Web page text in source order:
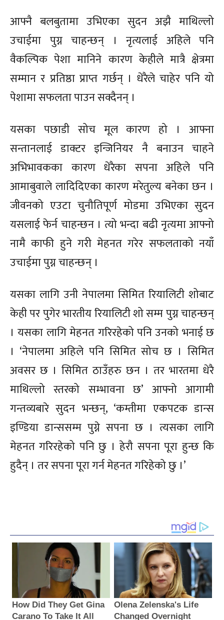
आफ्नै बलबुतामा उभिएका सुदन अझै माथिल्लो
उचाईमा पुग्न चाहन्छन् । नृत्यलाई अहिले पनि
वैकल्पिक पेशा मानिने कारण केहीले मात्रै क्षेत्रमा
सम्मान र प्रतिष्ठा प्राप्त गर्छन् । धेरैले चाहेर पनि यो
पेशामा सफलता पाउन सक्दैनन् ।
यसका पछाडी सोच मूल कारण हो । आफ्ना
सन्तानलाई डाक्टर इन्जिनियर नै बनाउन चाहने
अभिभावकका कारण धेरैका सपना अहिले पनि
आमाबुवाले लादिदिएका कारण मरेतुल्य बनेका छन ।
जीवनको एउटा चुनौतिपूर्ण मोडमा उभिएका सुदन
यसलाई फेर्न चाहन्छन । त्यो भन्दा बढी नृत्यमा आफ्नो
नामै काफी हुने गरी मेहनत गरेर सफलताको नयाँ
उचाईमा पुग्न चाहन्छन् ।
यसका लागि उनी नेपालमा सिमित रियालिटी शोबाट
केही पर पुगेर भारतीय रियालिटी शो सम्म पुग्न चाहन्छन्
। यसका लागि मेहनत गरिरहेको पनि उनको भनाई छ
। ‘नेपालमा अहिले पनि सिमित सोच छ । सिमित
अवसर छ । सिमित ठाउँहरु छन । तर भारतमा धेरै
माथिल्लो स्तरको सम्भावना छ’ आफ्नो आगामी
गन्तव्यबारे सुदन भन्छन्, ‘कम्तीमा एकपटक डान्स
इण्डिया डान्ससम्म पुग्ने सपना छ । त्यसका लागि
मेहनत गरिरहेको पनि छु । हेरौ सपना पूरा हुन्छ कि
हुदैन् । तर सपना पूरा गर्न मेहनत गरिहेको छु ।’